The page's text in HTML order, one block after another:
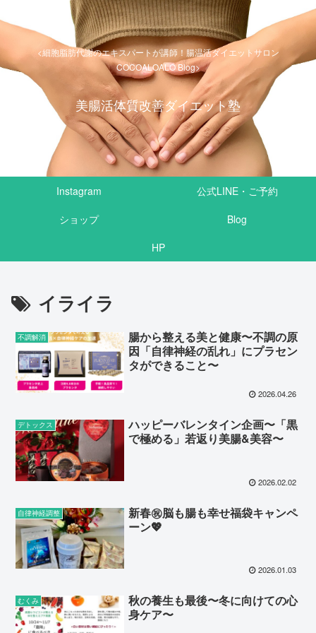
<細胞脂肪代謝のエキスパートが講師！腸温活ダイエットサロン
COCOALOALO Blog>
美腸活体質改善ダイエット塾
Instagram
公式LINE・ご予約
ショップ
Blog
HP
イライラ
不調解消
腸から整える美と健康〜不調の原
因「自律神経の乱れ」にプラセン
タができること〜
2026.04.26
デトックス
ハッピーバレンタイン企画〜「黒
で極める」若返り美腸&美容〜
2026.02.02
自律神経調整
新春㊗️脳も腸も幸せ福袋キャンペ
ーン💖
2026.01.03
むくみ
秋の養生も最後〜冬に向けての心
身ケア〜